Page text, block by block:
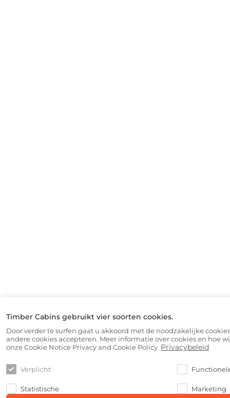
Timber Cabins gebruikt vier soorten cookies.
Door verder te surfen gaat u akkoord met de noodzakelijke
andere cookies accepteren. Meer informatie over cookies en hoe
onze Cookie Notice Privacy and Cookie Policy. Privacybeleid
Verplicht
Statistische Marketing